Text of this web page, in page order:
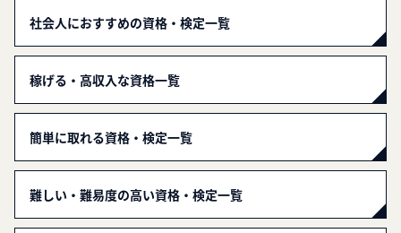
社会人におすすめの資格・検定一覧
稼げる・高収入な資格一覧
簡単に取れる資格・検定一覧
難しい・難易度の高い資格・検定一覧